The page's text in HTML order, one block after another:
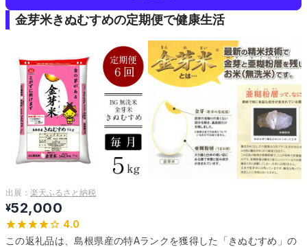
金芽米きぬむすめの定期便で健康生活
出展： 楽天ふるさと納税
¥52,000
4.0
この返礼品は、島根県産の特Aランクを獲得した「きぬむすめ」の